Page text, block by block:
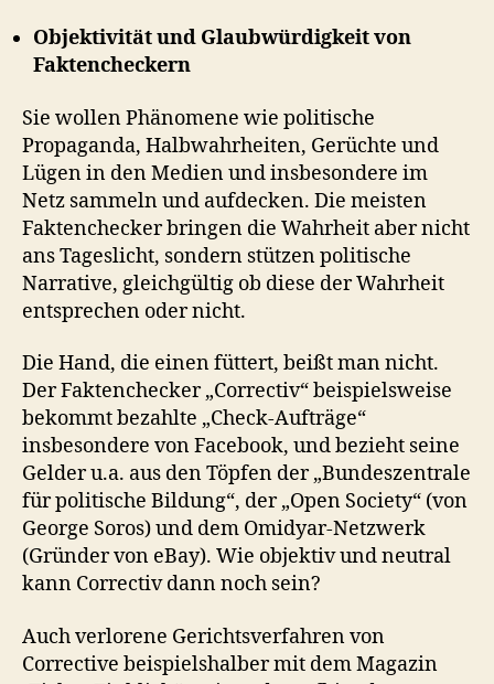
Objektivität und Glaubwürdigkeit von
Faktencheckern
Sie wollen Phänomene wie politische
Propaganda, Halbwahrheiten, Gerüchte und
Lügen in den Medien und insbesondere im
Netz sammeln und aufdecken. Die meisten
Faktenchecker bringen die Wahrheit aber nicht
ans Tageslicht, sondern stützen politische
Narrative, gleichgültig ob diese der Wahrheit
entsprechen oder nicht.
Die Hand, die einen füttert, beißt man nicht.
Der Faktenchecker „Correctiv“ beispielsweise
bekommt bezahlte „Check-Aufträge“
insbesondere von Facebook, und bezieht seine
Gelder u.a. aus den Töpfen der „Bundeszentrale
für politische Bildung“, der „Open Society“ (von
George Soros) und dem Omidyar-Netzwerk
(Gründer von eBay). Wie objektiv und neutral
kann Correctiv dann noch sein?
Auch verlorene Gerichtsverfahren von
Corrective beispielshalber mit dem Magazin